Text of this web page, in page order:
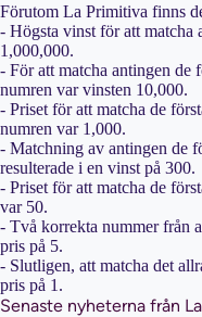
Förutom La Primitiva finns
- Högsta vinst för att matcha
1,000,000.
- För att matcha antingen de
numren var vinsten 10,000.
- Priset för att matcha de
numren var 1,000.
- Matchning av antingen de
resulterade i en vinst på 300.
- Priset för att matcha de
var 50.
- Två korrekta nummer från
pris på 5.
- Slutligen, att matcha det
pris på 1.
Senaste nyheterna från